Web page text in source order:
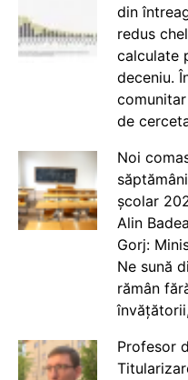
din
redus
calculate
deceniu.
de
Noi
școlar
Alin
Gorj:
Ne sună
rămân
Profesor